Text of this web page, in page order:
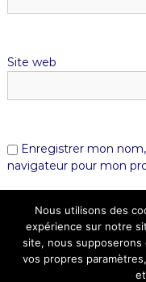
Site web
Enregistrer mon
navigateur pour mon
Nous utilisons des
expérience sur notre
site, nous
vos propres